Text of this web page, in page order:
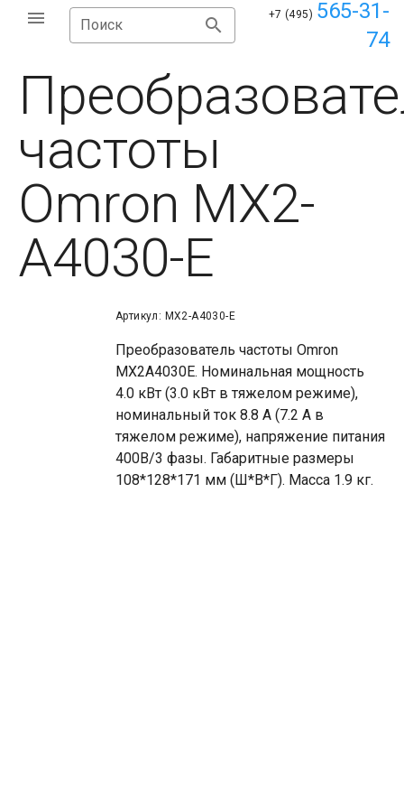
Поиск
+7 (495) 565-31-
74
частоты
Omron MX2-
A4030-E
Артикул: MX2-A4030-E
Преобразователь частоты Omron
MX2A4030E. Номинальная мощность
4.0 кВт (3.0 кВт в тяжелом режиме),
номинальный ток 8.8 А (7.2 А в
тяжелом режиме), напряжение питания
400В/3 фазы. Габаритные размеры
108*128*171 мм (Ш*В*Г). Масса 1.9 кг.